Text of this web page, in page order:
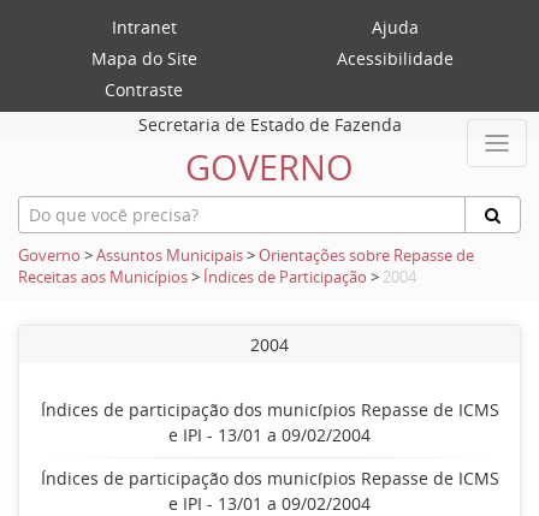
Intranet
Ajuda
Mapa do Site
Acessibilidade
Contraste
Secretaria de Estado de Fazenda
GOVERNO
Governo >Assuntos Municipais>Orientações sobre Repasse de
Receitas aos Municípios> Índices de Participação > 2004
2004
Índices de participação dos municípios Repasse de ICMS
e IPI - 13/01 a 09/02/2004
Índices de participação dos municípios Repasse de ICMS
e IPI - 13/01 a 09/02/2004